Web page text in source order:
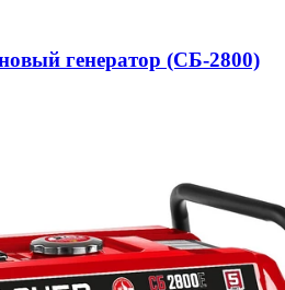
генератор (СБ-2800)